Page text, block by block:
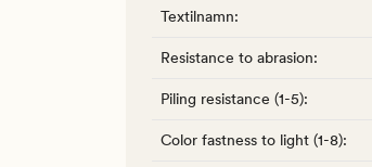
Textilnamn:
Resistance to abrasion:
Piling resistance (1-5):
Color fastness to light (1-8):